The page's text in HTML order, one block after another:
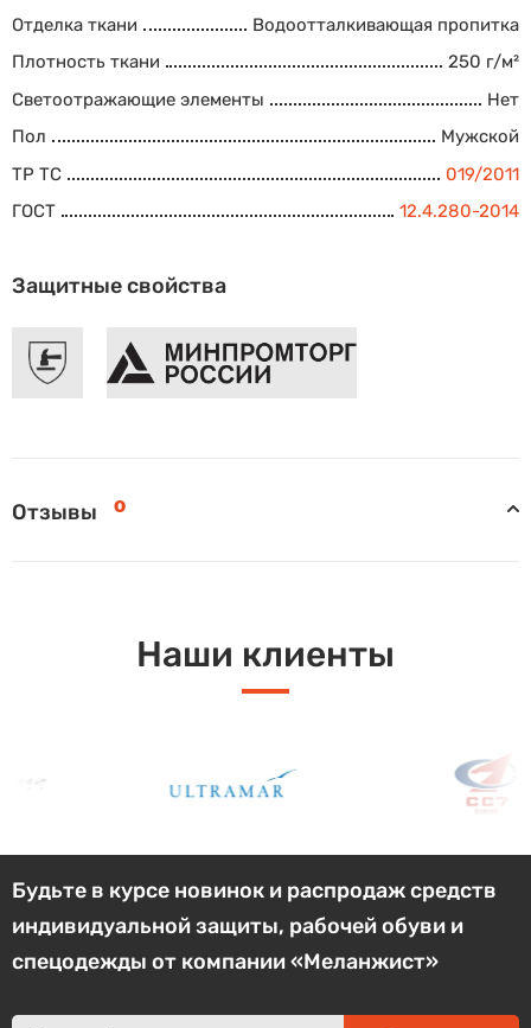
Отделка ткани
Водоотталкивающая пропитка
Плотность ткани
250 г/м²
Светоотражающие элементы
Нет
Пол
Мужской
ТР ТС
019/2011
ГОСТ
12.4.280-2014
Защитные свойства
Отзывы 0
Наши клиенты
Будьте в курсе новинок и распродаж средств
индивидуальной защиты, рабочей обуви и
спецодежды от компании «Меланжист»